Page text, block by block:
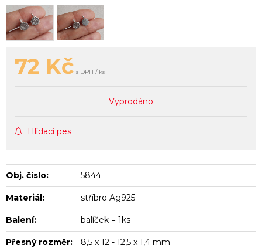
72 Kč s DPH / ks
Vyprodáno
Hlídací pes
Obj. číslo: 5844
Materiál: stříbro Ag925
Balení: balíček = 1ks
Přesný rozměr: 8,5 x 12 - 12,5 x 1,4 mm